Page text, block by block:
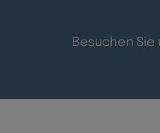
Besuchen Sie